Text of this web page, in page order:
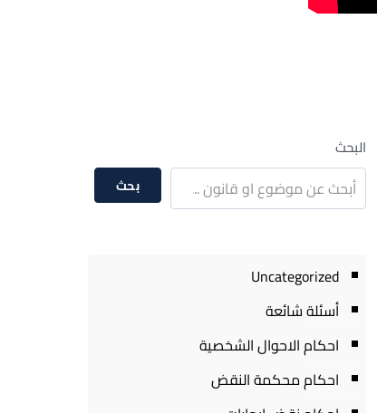
البحث
بحث
Uncategorized
أسئلة شائعة
احكام الاحوال الشخصية
احكام محكمة النقض